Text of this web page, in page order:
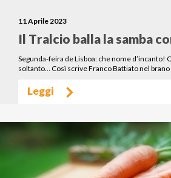
11 Aprile 2023
Il Tralcio balla la samba
Segunda-feira de Lisboa: che nome d’incanto!
soltanto… Così scrive Franco Battiato nel
Leggi